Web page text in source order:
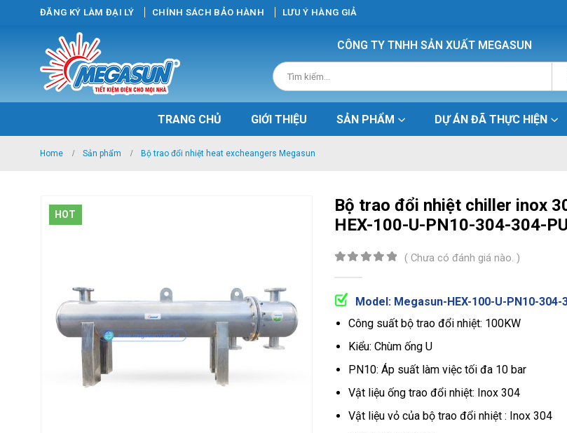
ĐĂNG KÝ LÀM ĐẠI LÝ CHÍNH SÁCH BẢO HÀNH LƯU Ý HÀNG GIẢ
CÔNG TY TNHH SẢN XUẤT MEGASUN
TRANG CHỦ GIỚI THIỆU SẢN PHẨM DỰ ÁN ĐÃ THỰC HIỆN
Home Sản phẩm Bộ trao đổi nhiệt heat excheangers Megasun
HOT
Bộ trao đổi nhiệt chiller inox
HEX-100-U-PN10-304-304-
( Chưa có đánh giá nào. )
Model: Megasun-HEX-100-U-PN10-304-
Công suất bộ trao đổi nhiệt: 100KW
Kiểu: Chùm ống U
PN10: Áp suất làm việc tối đa 10 bar
Vật liệu ống trao đổi nhiệt: Inox 304
Vật liệu vỏ của bộ trao đổi nhiệt : Inox 304